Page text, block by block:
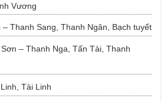
Vương
Thanh Sang, Thanh Ngân, Bạch tuyết
– Thanh Nga, Tấn Tài, Thanh
Tài Linh